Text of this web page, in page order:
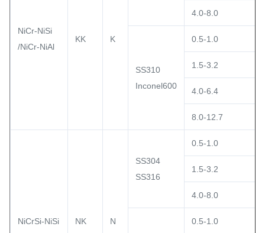
NiCr-NiSi
/NiCr-NiAl
KK K
4.0-8.0
SS310
Inconel600
0.5-1.0
1.5-3.2
4.0-6.4
8.0-12.7
NiCrSi-NiSi NK N
SS304
SS316
0.5-1.0
1.5-3.2
4.0-8.0
0.5-1.0